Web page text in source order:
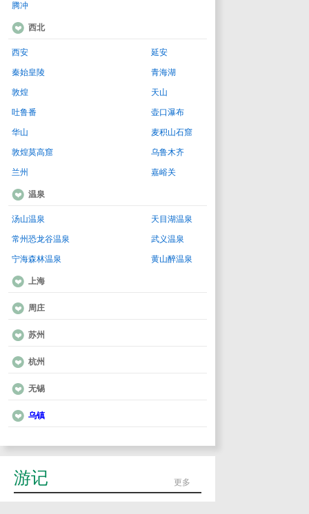
腾冲
西北
西安 延安
秦始皇陵 青海湖
敦煌 天山
吐鲁番 壶口瀑布
华山 麦积山石窟
敦煌莫高窟 乌鲁木齐
兰州 嘉峪关
温泉
汤山温泉 天目湖温泉
常州恐龙谷温泉 武义温泉
宁海森林温泉 黄山醉温泉
上海
周庄
苏州
杭州
无锡
乌镇
游记 更多